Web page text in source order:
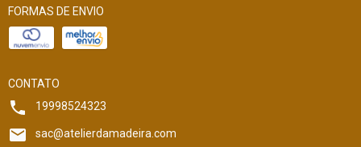
FORMAS DE ENVIO
CONTATO
19998524323
sac@atelierdamadeira.com